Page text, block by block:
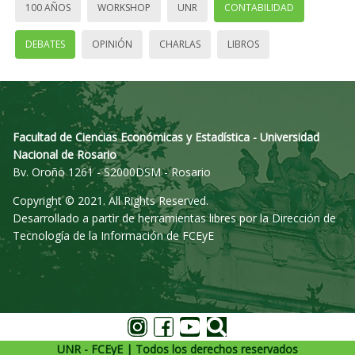
100 AÑOS WORKSHOP UNR CONTABILIDAD
DEBATES OPINIÓN CHARLAS LIBROS
Facultad de Ciencias Económicas y Estadística - Universidad
Nacional de Rosario
Bv. Oroño 1261 - S2000DSM - Rosario
Copyright © 2021. All Rights Reserved.
Desarrollado a partir de herramientas libres por la Dirección de
Tecnología de la Información de FCEyE
UNR - FCEyE | Todos los derechos reservados